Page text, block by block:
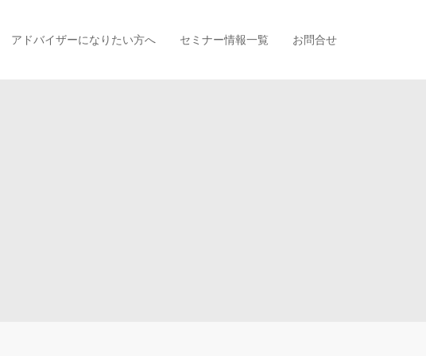
アドバイザーになりたい方へ セミナー情報一覧 お問合せ